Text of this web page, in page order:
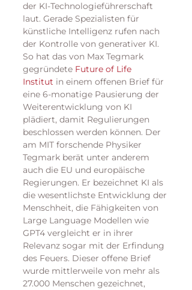
der KI-Technologieführerschaft
laut. Gerade Spezialisten für
künstliche Intelligenz rufen nach
der Kontrolle von generativer KI.
So hat das von Max Tegmark
gegründete Future of Life
Institut in einem offenen Brief für
eine 6-monatige Pausierung der
Weiterentwicklung von KI
plädiert, damit Regulierungen
beschlossen werden können. Der
am MIT forschende Physiker
Tegmark berät unter anderem
auch die EU und europäische
Regierungen. Er bezeichnet KI als
die wesentlichste Entwicklung der
Menschheit, die Fähigkeiten von
Large Language Modellen wie
GPT4 vergleicht er in ihrer
Relevanz sogar mit der Erfindung
des Feuers. Dieser offene Brief
wurde mittlerweile von mehr als
27.000 Menschen gezeichnet,